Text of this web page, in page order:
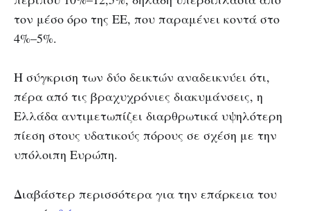
τον μέσο όρο της ΕΕ, που παραμένει κοντά στο
4%–5%.
Η σύγκριση των δύο δεικτών αναδεικνύει ότι,
πέρα από τις βραχυχρόνιες διακυμάνσεις, η
Ελλάδα αντιμετωπίζει διαρθρωτικά υψηλότερη
πίεση στους υδατικούς πόρους σε σχέση με την
υπόλοιπη Ευρώπη.
Διαβάστερ περισσότερα για την επάρκεια του